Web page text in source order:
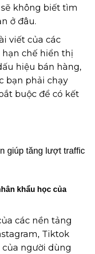
không biết tìm
ở đâu.
viết của các
chế hiển thị
hiệu bán hàng,
bạn phải chạy
buộc để có kết
giúp tăng lượt traffic
khẩu học của
các nền tảng
Tiktok
người dùng